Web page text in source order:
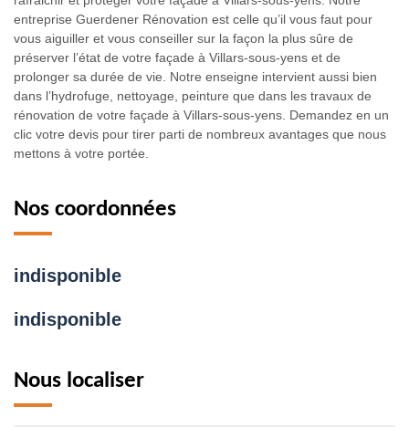
entreprise Guerdener Rénovation est celle qu’il vous faut pour
vous aiguiller et vous conseiller sur la façon la plus sûre de
préserver l’état de votre façade à Villars-sous-yens et de
prolonger sa durée de vie. Notre enseigne intervient aussi bien
dans l’hydrofuge, nettoyage, peinture que dans les travaux de
rénovation de votre façade à Villars-sous-yens. Demandez en un
clic votre devis pour tirer parti de nombreux avantages que nous
mettons à votre portée.
Nos coordonnées
indisponible
indisponible
Nous localiser